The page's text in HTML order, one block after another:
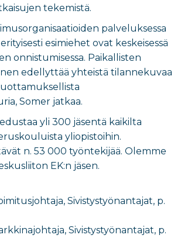
tekemistä.
palveluksessa
esimiehet ovat keskeisessä
onnistumisessa. Paikallisten
edellyttää yhteistä tilannekuvaa
Somer jatkaa.
yli 300 jäsentä kaikilta
yliopistoihin.
n. 53 000 työntekijää. Olemme
EK:n jäsen.
Sivistystyönantajat, p.
Sivistystyönantajat, p.